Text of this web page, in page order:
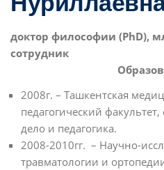
доктор философии (PhD),
сотрудник
2008г. – Ташкентская
педагогический
дело и педагогика.
2008-2010гг. – Научно-
травматологии и